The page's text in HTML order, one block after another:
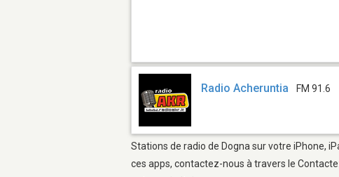
Radio Acheruntia FM 91.6
Stations de radio de Dogna sur votre iPhone,
ces apps, contactez-nous à travers le